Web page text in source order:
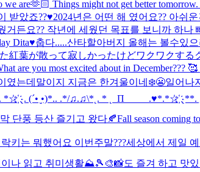
are🫶🏻 Things might not get better
았죠??♥️2024년은 어떤 해 였어요?? 아
든요?? 작년에 세웠던 목표를 보니까 하
Dita♥️춥다.....산타할아버지 올해는 볼수있
紅葉が散って寂しかったけどワクワクする
you most excited about in December???
였는데말이지 지금은 한겨울이네❄️😬일어나
˛. (´• ̮•)*.. .*/♫.♫\*˛. * ˛_Π_____.♥*.*☆҉ ˛**.
단풍 등산 즐기고 왔다🍂Fall season coming
키는 뭐했어요 이번주말???세상에서 제일
나 읽고 취미생활⛰️🎾🎨📸도 즐겨 하고